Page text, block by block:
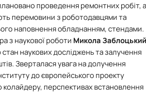
проведення ремонтних робіт, а
перемовини з роботодавцями та
наповнення обладнанням, стендами.
з наукової роботи Микола Заблоцький
наукових досліджень та залучення
Зверталася увага на долучення
до європейського проекту
колайдеру, перспективах встановлення